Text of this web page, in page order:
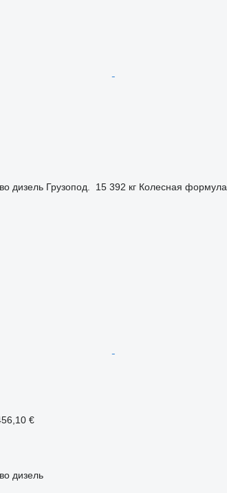
дизель Грузопод. 15 392 кг Колесная формула
€
дизель